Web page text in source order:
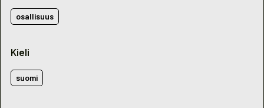
osallisuus
Kieli
suomi